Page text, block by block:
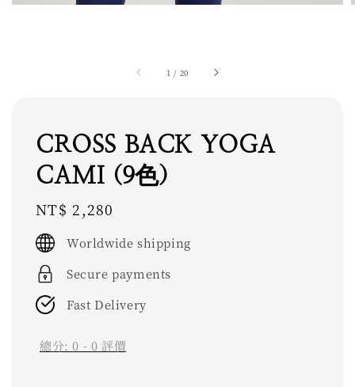
1 / 20
CROSS BACK YOGA
CAMI (9色)
Regular
price
NT$ 2,280
Worldwide shipping
Secure payments
Fast Delivery
總分:0 - 0 評價